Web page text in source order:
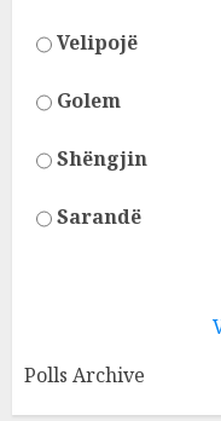
Velipojë
Golem
Shëngjin
Sarandë
Polls Archive